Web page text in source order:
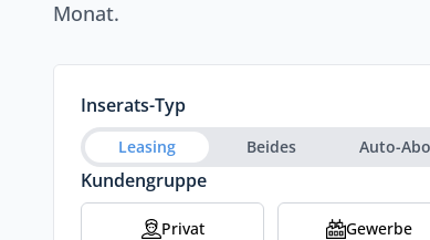
Monat.
Inserats-Typ
Leasing Beides Auto-Abo
Kundengruppe
Privat Gewerbe